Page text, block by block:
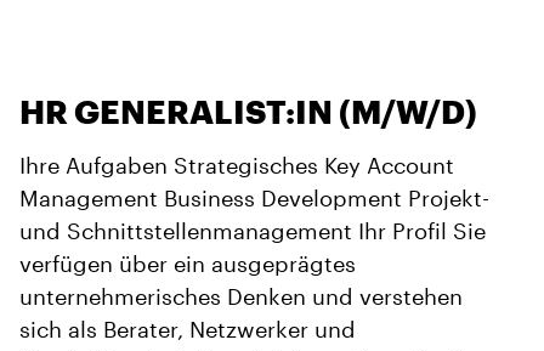
HR GENERALIST:IN (M/W/D)
Ihre Aufgaben Strategisches Key Account
Management Business Development Projekt-
und Schnittstellenmanagement Ihr Profil Sie
verfügen über ein ausgeprägtes
unternehmerisches Denken und verstehen
sich als Berater, Netzwerker und